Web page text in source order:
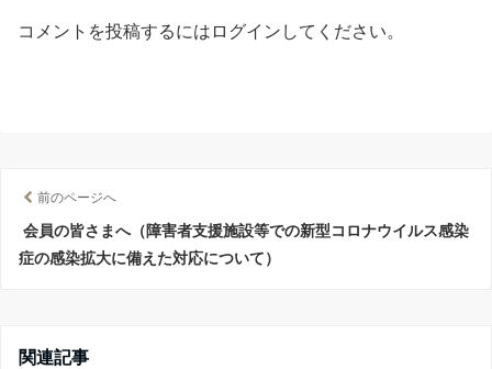
コメントを投稿するには ログイン してください。
前のページへ
会員の皆さまへ（障害者支援施設等での新型コロナウイルス感染
症の感染拡大に備えた対応について）
関連記事